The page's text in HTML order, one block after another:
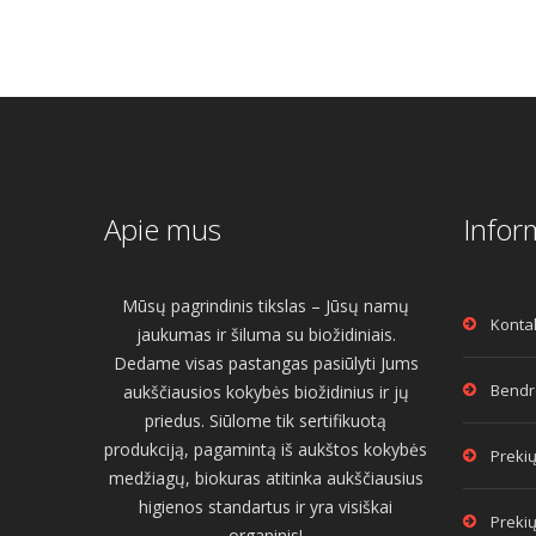
Apie mus
Mūsų pagrindinis tikslas – Jūsų namų
jaukumas ir šiluma su biožidiniais.
Dedame visas pastangas pasiūlyti Jums
aukščiausios kokybės biožidinius ir jų
priedus. Siūlome tik sertifikuotą
produkciją, pagamintą iš aukštos kokybės
medžiagų, biokuras atitinka aukščiausius
higienos standartus ir yra visiškai